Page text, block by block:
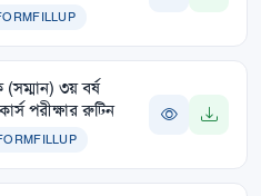
(সম্মান) ৩য় বর্ষ
পরীক্ষার রুটিন